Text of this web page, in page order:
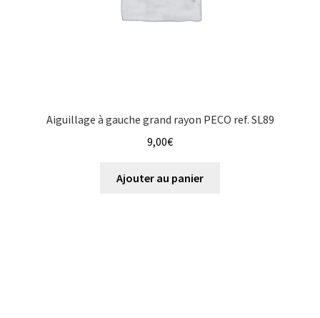
Aiguillage à gauche grand rayon PECO ref. SL89
9,00€
Ajouter au panier